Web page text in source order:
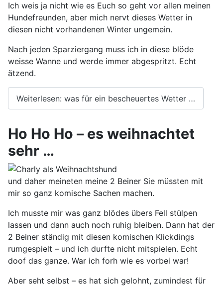
Ich weis ja nicht wie es Euch so geht vor allen meinen
Hundefreunden, aber mich nervt dieses Wetter in
diesen nicht vorhandenen Winter ungemein.
Nach jeden Sparziergang muss ich in diese blöde
weisse Wanne und werde immer abgespritzt. Echt
ätzend.
Weiterlesen: was für ein bescheuertes Wetter …
Ho Ho Ho – es weihnachtet
sehr …
und daher meineten meine 2 Beiner Sie müssten mit
mir so ganz komische Sachen machen.
Ich musste mir was ganz blödes übers Fell stülpen
lassen und dann auch noch ruhig bleiben. Dann hat der
2 Beiner ständig mit diesen komischen Klickdings
rumgespielt – und ich durfte nicht mitspielen. Echt
doof das ganze. War ich forh wie es vorbei war!
Aber seht selbst – es hat sich gelohnt, zumindest für